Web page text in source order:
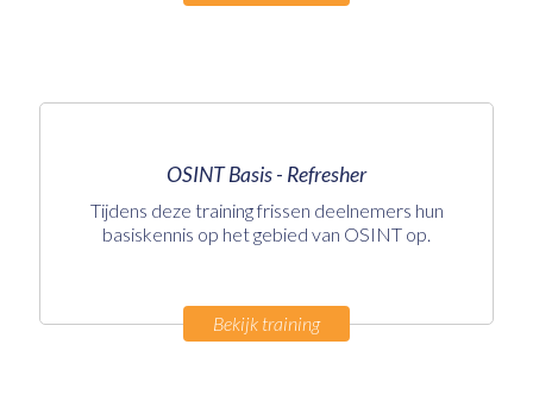
OSINT Basis - Refresher
Tijdens deze training frissen deelnemers hun
basiskennis op het gebied van OSINT op.
Bekijk training